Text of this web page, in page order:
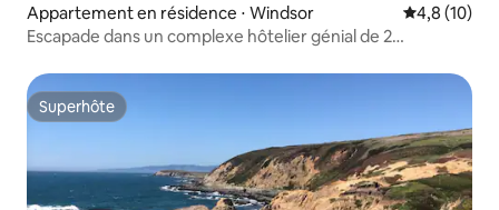
Appartement en résidence ⋅ Windsor Évaluation
4,8 (10)
Escapade dans un complexe hôtelier génial de 2
Superhôte
Superhôte